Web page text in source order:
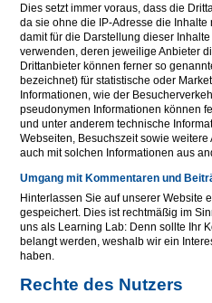
Dies setzt immer voraus, dass die
da sie ohne die IP-Adresse die
damit für die Darstellung dieser
verwenden, deren jeweilige Anbieter
Drittanbieter können ferner so
bezeichnet) für statistische oder
Informationen, wie der
pseudonymen Informationen können
und unter anderem technische
Webseiten, Besuchszeit sowie
auch mit solchen Informationen aus
Umgang mit Kommentaren und
Hinterlassen Sie auf unserer Website
gespeichert. Dies ist rechtmäßig im
uns als Learning Lab: Denn sollte Ihr
belangt werden, weshalb wir ein
haben.
Rechte des Nutzers